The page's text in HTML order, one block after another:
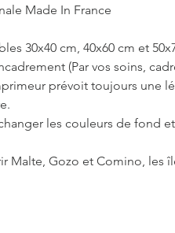
Made In France
30x40 cm, 40x60 cm et
(Par vos soins,
prévoit toujours une
les couleurs de fond
Malte, Gozo et Comino, les